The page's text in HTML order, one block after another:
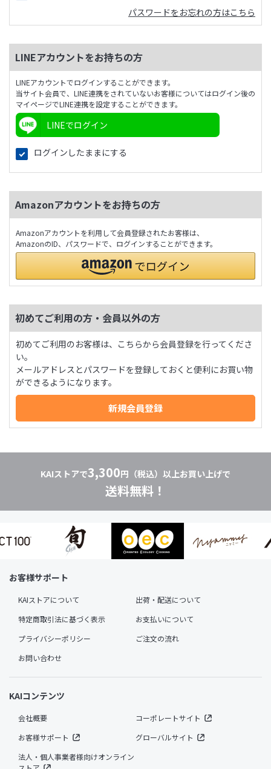
パスワードをお忘れの方はこちら
LINEアカウントをお持ちの方
LINEアカウントでログインすることができます。
当サイト会員で、LINE連携をされていないお客様についてはログイン後の
マイページでLINE連携を設定することができます。
LINEでログイン
ログインしたままにする
Amazonアカウントをお持ちの方
Amazonアカウントを利用して会員登録されたお客様は、
AmazonのID、パスワードで、ログインすることができます。
初めてご利用の方・会員以外の方
初めてご利用のお客様は、こちらから会員登録を行ってくださ
い。
メールアドレスとパスワードを登録しておくと便利にお買い物
ができるようになります。
KAIストアで3,300円（税込）以上お買い上げで
送料無料！
お客様サポート
KAIストアについて
出荷・配送について
特定商取引法に基づく表示
お支払いについて
プライバシーポリシー
ご注文の流れ
お問い合わせ
KAIコンテンツ
会社概要
コーポレートサイト
お客様サポート
グローバルサイト
法人・個人事業者様向けオンライン